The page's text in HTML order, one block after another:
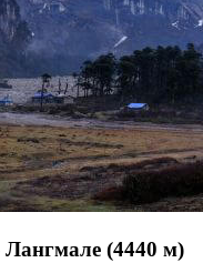
Лангмале (4440 м)